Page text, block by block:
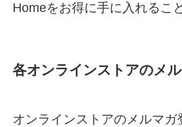
Homeをお得に手に入れるこ
各オンラインストアのメ
オンラインストアのメルマガ